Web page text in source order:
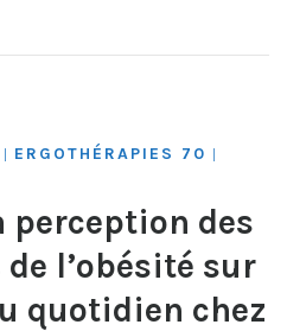
| ERGOTHÉRAPIES 70 |
perception des
l’obésité sur
quotidien chez